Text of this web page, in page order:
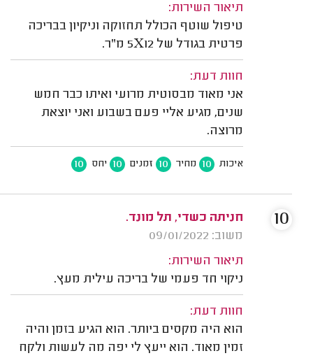
תיאור השירות:
טיפול שוטף הכולל תחזוקה וניקיון בבריכה
פרטית בגודל של 5X12 מ"ר.
חוות דעת:
אני מאוד מבסוטית מרועי ואיתו כבר חמש
שנים, מגיע אליי פעם בשבוע ואני יוצאת
מרוצה.
איכות 10 מחיר 10 זמנים 10 יחס 10
חניתה כשדי, תל מונד.
משוב: 09/01/2022
תיאור השירות:
ניקוי חד פעמי של בריכה עילית מעץ.
חוות דעת:
הוא היה מקסים ביותר. הוא הגיע בזמן והיה
זמין מאוד. הוא ייעץ לי יפה מה לעשות ולקח
10